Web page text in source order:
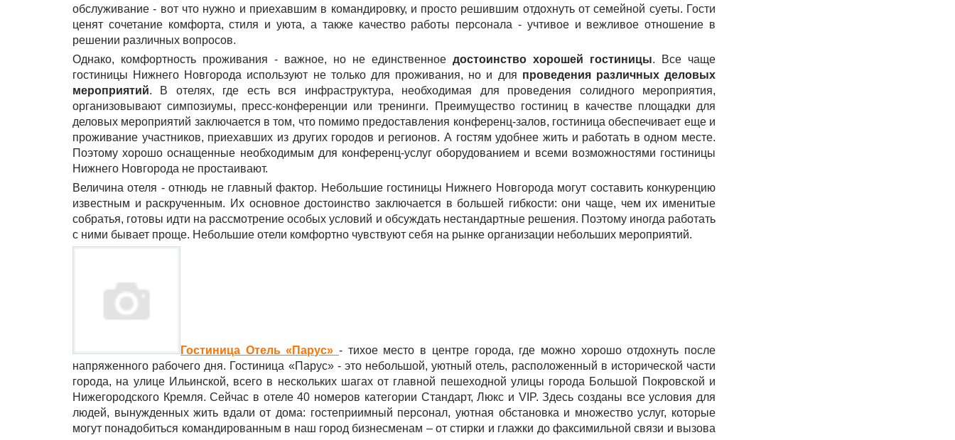
обслуживание - вот что нужно и приехавшим в командировку, и просто решившим отдохнуть от семейной суеты. Гости
ценят сочетание комфорта, стиля и уюта, а также качество работы персонала - учтивое и вежливое отношение в
решении различных вопросов.
Однако, комфортность проживания - важное, но не единственное достоинство хорошей гостиницы. Все чаще
гостиницы Нижнего Новгорода используют не только для проживания, но и для проведения различных деловых
мероприятий. В отелях, где есть вся инфраструктура, необходимая для проведения солидного мероприятия,
организовывают симпозиумы, пресс-конференции или тренинги. Преимущество гостиниц в качестве площадки для
деловых мероприятий заключается в том, что помимо предоставления конференц-залов, гостиница обеспечивает еще и
проживание участников, приехавших из других городов и регионов. А гостям удобнее жить и работать в одном месте.
Поэтому хорошо оснащенные необходимым для конференц-услуг оборудованием и всеми возможностями гостиницы
Нижнего Новгорода не простаивают.
Величина отеля - отнюдь не главный фактор. Небольшие гостиницы Нижнего Новгорода могут составить конкуренцию
известным и раскрученным. Их основное достоинство заключается в большей гибкости: они чаще, чем их именитые
собратья, готовы идти на рассмотрение особых условий и обсуждать нестандартные решения. Поэтому иногда работать
с ними бывает проще. Небольшие отели комфортно чувствуют себя на рынке организации небольших мероприятий.
Гостиница Отель «Парус»- тихое место в центре города, где можно хорошо отдохнуть после
напряженного рабочего дня. Гостиница «Парус» - это небольшой, уютный отель, расположенный в исторической части
города, на улице Ильинской, всего в нескольких шагах от главной пешеходной улицы города Большой Покровской и
Нижегородского Кремля. Сейчас в отеле 40 номеров категории Стандарт, Люкс и VIP. Здесь созданы все условия для
людей, вынужденных жить вдали от дома: гостеприимный персонал, уютная обстановка и множество услуг, которые
могут понадобиться командированным в наш город бизнесменам – от стирки и глажки до факсимильной связи и вызова